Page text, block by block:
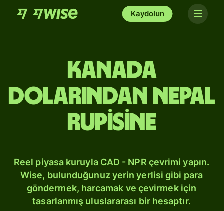
Kaydolun
Kanada
dolarından Nepal
rupisine
Reel piyasa kuruyla CAD - NPR çevrimi yapın.
Wise, bulunduğunuz yerin yerlisi gibi para
göndermek, harcamak ve çevirmek için
tasarlanmış uluslararası bir hesaptır.